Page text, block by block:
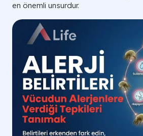
en önemli unsurdur.